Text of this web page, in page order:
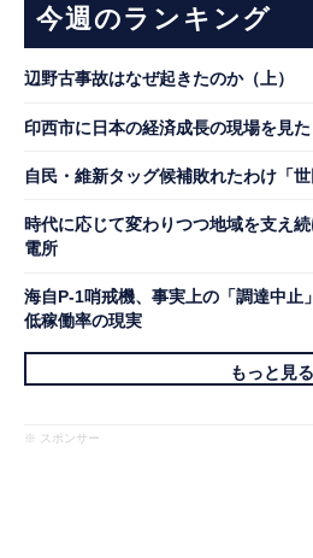
今週のランキング
辺野古事故はなぜ起きたのか（上）
印西市に日本の経済成長の現場を見た
自民・維新タッグ候補敗れたわけ「世
時代に応じて変わりつつ地域を支え
電所
海自P-1哨戒機、事実上の「調達中止
低稼働率の現実
もっと見る
※ スポンサー